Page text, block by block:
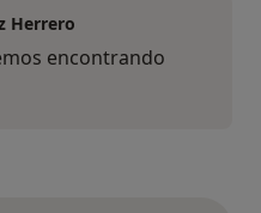
Herrero
encontrando